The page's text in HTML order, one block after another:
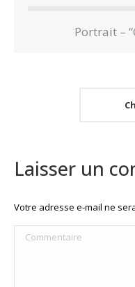
Portrait –
Laisser un
Votre adresse e-mail ne
Commentaire